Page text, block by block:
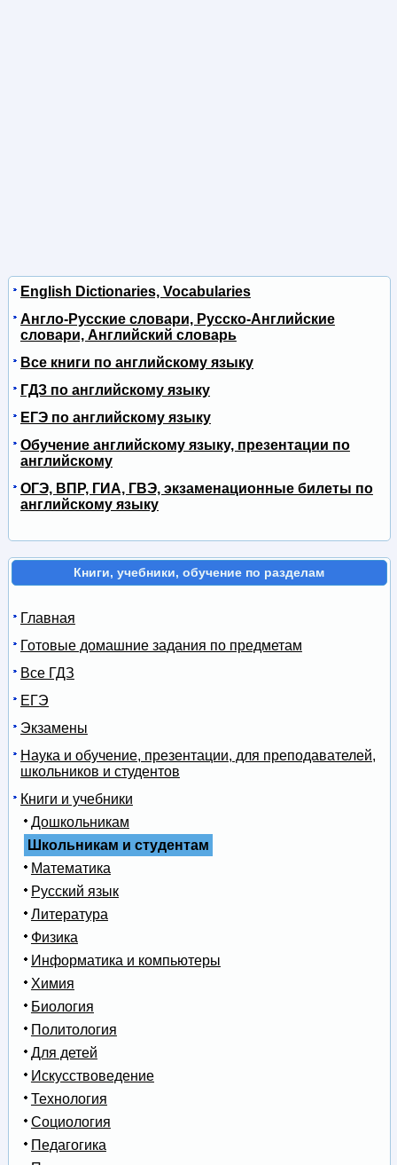
English Dictionaries, Vocabularies
Англо-Русские словари, Русско-Английские
словари, Английский словарь
Все книги по английскому языку
ГДЗ по английскому языку
ЕГЭ по английскому языку
Обучение английскому языку, презентации по
английскому
ОГЭ, ВПР, ГИА, ГВЭ, экзаменационные билеты по
английскому языку
Книги, учебники, обучение по разделам
Главная
Готовые домашние задания по предметам
Все ГДЗ
ЕГЭ
Экзамены
Наука и обучение, презентации, для преподавателей,
школьников и студентов
Книги и учебники
Дошкольникам
Школьникам и студентам
Математика
Русский язык
Литература
Физика
Информатика и компьютеры
Химия
Биология
Политология
Для детей
Искусствоведение
Технология
Социология
Педагогика